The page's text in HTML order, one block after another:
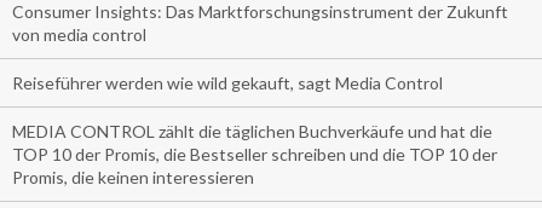
Consumer Insights: Das Marktforschungsinstrument der Zukunft
von media control
Reiseführer werden wie wild gekauft, sagt Media Control
MEDIA CONTROL zählt die täglichen Buchverkäufe und hat die
TOP 10 der Promis, die Bestseller schreiben und die TOP 10 der
Promis, die keinen interessieren